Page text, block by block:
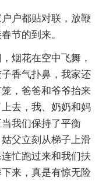
户都贴对联，放鞭
节的到来。
烟花在空中飞舞，
香气扑鼻，我家还
，爸爸和爷爷抬来
去，我、奶奶和妈
我们保持了平衡
父立刻从梯子上滑
忙跑过来和我们扶
来，真是有惊无险